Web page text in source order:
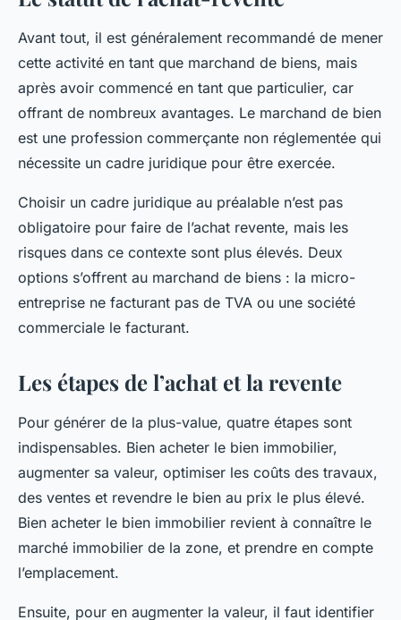
Avant tout, il est généralement recommandé de mener
cette activité en tant que marchand de biens, mais
après avoir commencé en tant que particulier, car
offrant de nombreux avantages. Le marchand de bien
est une profession commerçante non réglementée qui
nécessite un cadre juridique pour être exercée.
Choisir un cadre juridique au préalable n’est pas
obligatoire pour faire de l’achat revente, mais les
risques dans ce contexte sont plus élevés. Deux
options s’offrent au marchand de biens : la micro-
entreprise ne facturant pas de TVA ou une société
commerciale le facturant.
Les étapes de l’achat et la revente
Pour générer de la plus-value, quatre étapes sont
indispensables. Bien acheter le bien immobilier,
augmenter sa valeur, optimiser les coûts des travaux,
des ventes et revendre le bien au prix le plus élevé.
Bien acheter le bien immobilier revient à connaître le
marché immobilier de la zone, et prendre en compte
l’emplacement.
Ensuite, pour en augmenter la valeur, il faut identifier